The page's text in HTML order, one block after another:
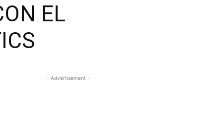
EL
- Advertisement -